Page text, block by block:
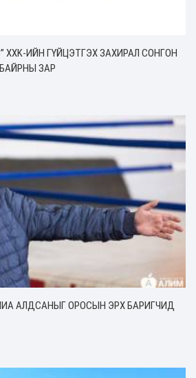
ХХK-ИЙН ГҮЙЦЭТГЭХ ЗАХИРАЛ СОНГОН
ЗАР
АЛДСАНЫГ ОРОСЫН ЭРХ БАРИГЧИД